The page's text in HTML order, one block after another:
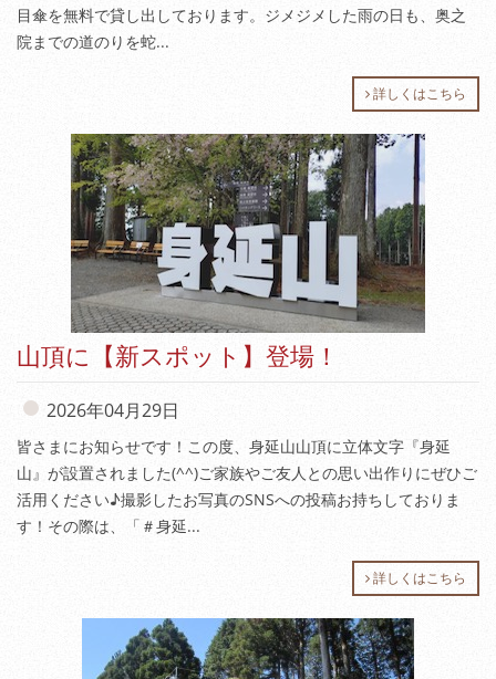
目傘を無料で貸し出しております。ジメジメした雨の日も、奥之
院までの道のりを蛇...
詳しくはこちら
山頂に【新スポット】登場！
2026年04月29日
皆さまにお知らせです！この度、身延山山頂に立体文字『身延
山』が設置されました(^^)ご家族やご友人との思い出作りにぜひご
活用ください♪撮影したお写真のSNSへの投稿お持ちしておりま
す！その際は、「＃身延...
詳しくはこちら